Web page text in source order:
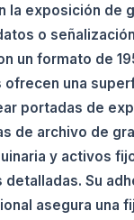
la exposición de
o
un formato de
una
portadas de
de archivo de
y activos
detalladas. Su
asegura una